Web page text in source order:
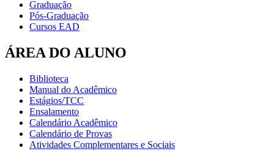
Graduação
Pós-Graduação
Cursos EAD
ÁREA DO ALUNO
Biblioteca
Manual do Acadêmico
Estágios/TCC
Ensalamento
Calendário Acadêmico
Calendário de Provas
Atividades Complementares e Sociais